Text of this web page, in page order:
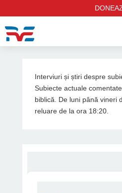
Interviuri și știri despre
Subiecte actuale
biblică. De luni până vineri
reluare de la ora 18:20.